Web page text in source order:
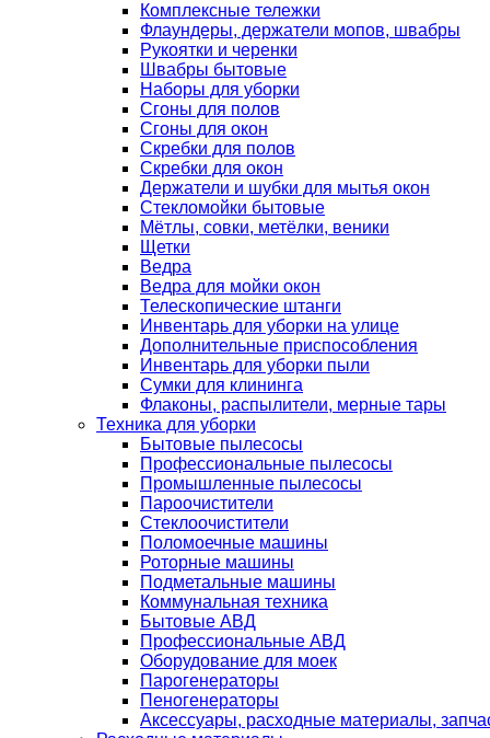
Комплексные тележки
Флаундеры, держатели мопов, швабры
Рукоятки и черенки
Швабры бытовые
Наборы для уборки
Сгоны для полов
Сгоны для окон
Скребки для полов
Скребки для окон
Держатели и шубки для мытья окон
Стекломойки бытовые
Мётлы, совки, метёлки, веники
Щетки
Ведра
Ведра для мойки окон
Телескопические штанги
Инвентарь для уборки на улице
Дополнительные приспособления
Инвентарь для уборки пыли
Сумки для клининга
Флаконы, распылители, мерные тары
Техника для уборки
Бытовые пылесосы
Профессиональные пылесосы
Промышленные пылесосы
Пароочистители
Стеклоочистители
Поломоечные машины
Роторные машины
Подметальные машины
Коммунальная техника
Бытовые АВД
Профессиональные АВД
Оборудование для моек
Парогенераторы
Пеногенераторы
Аксессуары, расходные материалы,